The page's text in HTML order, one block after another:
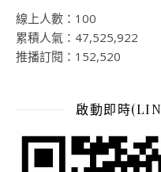
線上人數：100
累積人氣：47,525,922
推播訂閱：152,520
啟動即時